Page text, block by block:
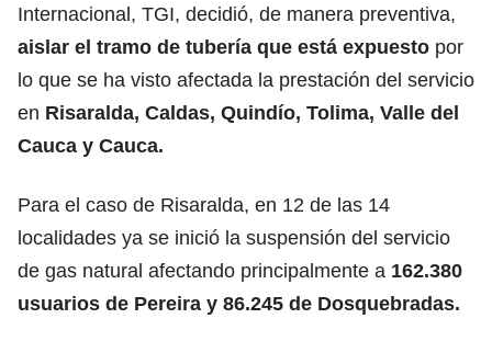
Internacional, TGI, decidió, de manera preventiva,
aislar el tramo de tubería que está expuesto por
lo que se ha visto afectada la prestación del servicio
en Risaralda, Caldas, Quindío, Tolima, Valle del
Cauca y Cauca.
Para el caso de Risaralda, en 12 de las 14
localidades ya se inició la suspensión del servicio
de gas natural afectando principalmente a 162.380
usuarios de Pereira y 86.245 de Dosquebradas.